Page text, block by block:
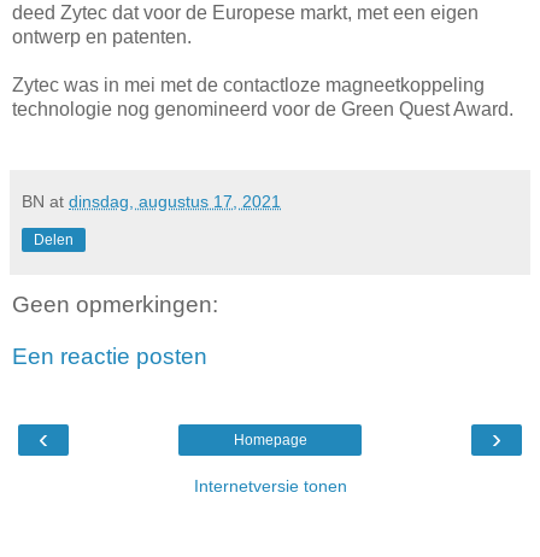
deed Zytec dat voor de Europese markt, met een eigen
ontwerp en patenten.
Zytec was in mei met de contactloze magneetkoppeling
technologie nog genomineerd voor de Green Quest Award.
BN at dinsdag, augustus 17, 2021
Delen
Geen opmerkingen:
Een reactie posten
‹ ›
Homepage
Internetversie tonen